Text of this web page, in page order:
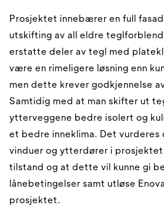
Prosjektet innebærer en full
utskifting av all eldre
erstatte deler av tegl med
være en rimeligere løsning enn
men dette krever godkjennelse
Samtidig med at man skifter ut
ytterveggene bedre isolert og
et bedre inneklima. Det vurderes
vinduer og ytterdører i prosjektet
tilstand og at dette vil kunne gi
lånebetingelser samt utløse
prosjektet.